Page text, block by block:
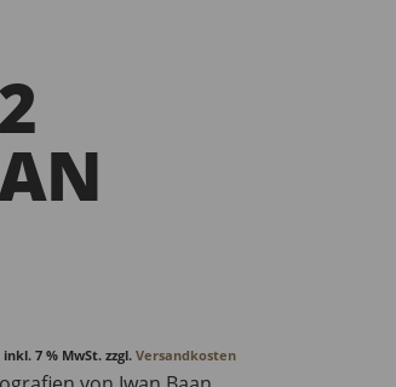
inkl. 7 % MwSt. zzgl. Versandkosten